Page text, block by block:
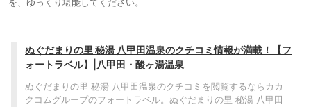
ぬぐだまりの里 秘湯 八甲田温泉のクチコミ情報が満載！【フ
ォートラベル】|八甲田・酸ヶ湯温泉
ぬぐだまりの里 秘湯 八甲田温泉のクチコミを閲覧するならカカ
クコムグループのフォートラベル。ぬぐだまりの里 秘湯 八甲田